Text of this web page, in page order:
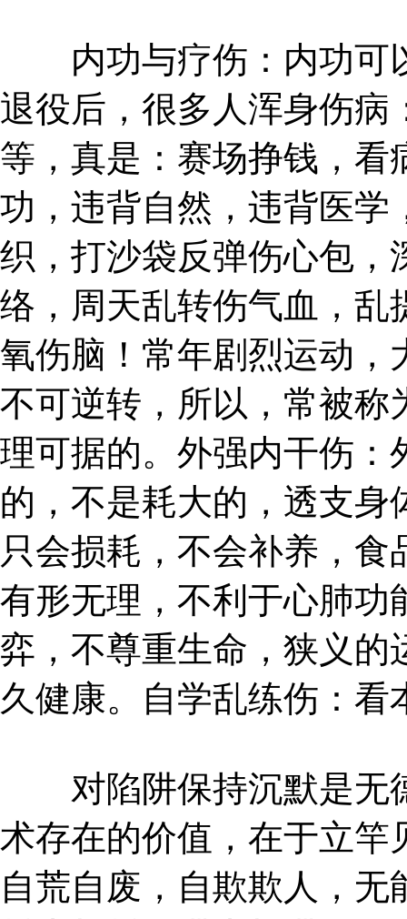
内功与疗伤：内功可
退役后，很多人浑身伤病
等，真是：赛场挣钱，看
功，违背自然，违背医学
织，打沙袋反弹伤心包，
络，周天乱转伤气血，乱
氧伤脑！常年剧烈运动，
不可逆转，所以，常被称
理可据的。外强内干伤：
的，不是耗大的，透支
只会损耗，不会补养，
有形无理，不利于心肺功
弈，不尊重生命，狭义的
久健康。自学乱练伤：
对陷阱保持沉默是无
术存在的价值，在于立竿
自荒自废，自欺欺人，